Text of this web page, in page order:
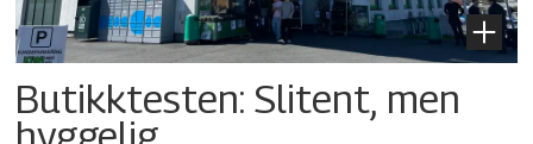
Butikktesten: Slitent, men